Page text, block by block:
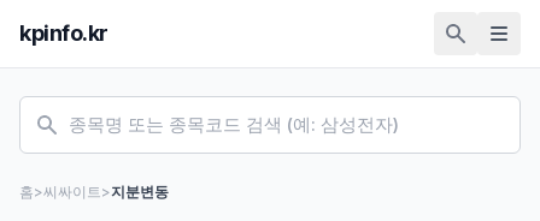
kpinfo.kr
홈>씨싸이트>지분변동